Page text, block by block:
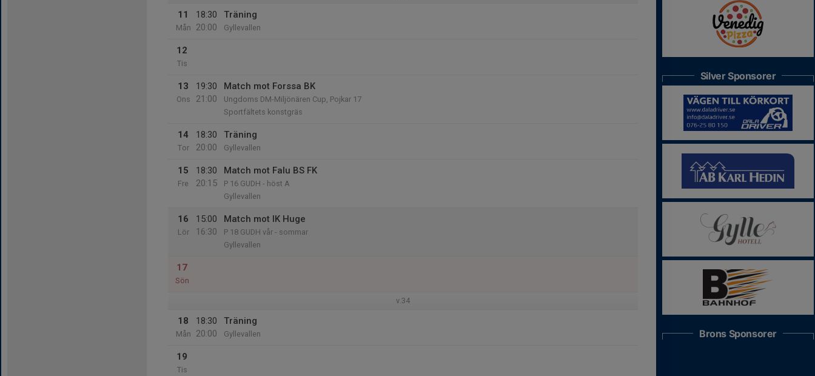
11
Mån
18:30
20:00
Träning
Gyllevallen
12
Tis
13
Ons
19:30
21:00
Match mot Forssa BK
Ungdoms DM-Miljönären Cup, Pojkar 17
Sportfältets konstgräs
14
Tor
18:30
20:00
Träning
Gyllevallen
15
Fre
18:30
20:15
Match mot Falu BS FK
P 16 GUDH - höst A
Gyllevallen
16
Lör
15:00
16:30
Match mot IK Huge
P 18 GUDH vår - sommar
Gyllevallen
17
Sön
v.34
18
Mån
18:30
20:00
Träning
Gyllevallen
19
Tis
Silver Sponsorer
Brons Sponsorer